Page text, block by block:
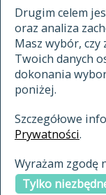
Drugim celem
oraz analiza
Masz wybór,
Twoich danych
dokonania
poniżej.
Szczegółowe
Prywatności.
Wyrażam zgodę
Tylko
materiały archiwalne
cytowanie
kontakt